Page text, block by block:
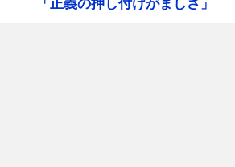
「正義の押し付けがましさ」